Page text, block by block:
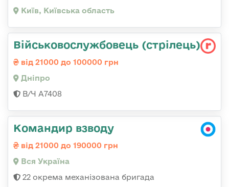
Київ, Київська область
Військовослужбовець (стрілець)
від 21000 до 100000 грн
Дніпро
В/Ч А7408
Командир взводу
від 21000 до 190000 грн
Вся Україна
22 окрема механізована бригада